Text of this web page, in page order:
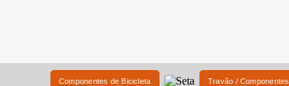
Componentes de Bicicleta Travão / Componentes